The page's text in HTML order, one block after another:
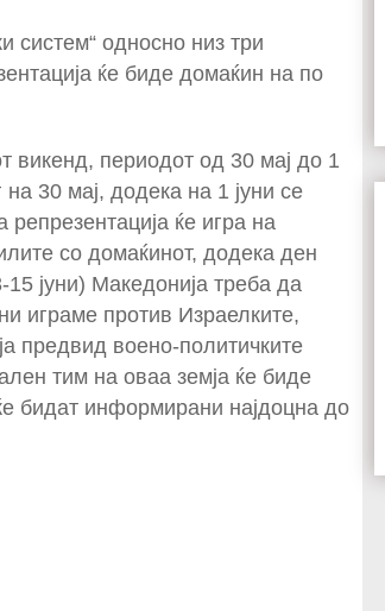
систем“ односно низ три
ќе биде домаќин на по
викенд, периодот од 30 мај до 1
на 30 мај, додека на 1 јуни се
ќе игра на
со домаќинот, додека ден
јуни) Македонија треба да
играме против Израелките,
предвид воено-политичките
тим на оваа земја ќе биде
бидат информирани најдоцна до